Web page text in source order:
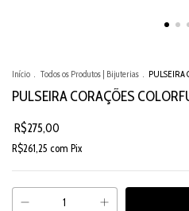
Início . Todos os Produtos | Bijuterias . PULSEIRA
PULSEIRA CORAÇÕES
R$275,00
R$261,25 com Pix